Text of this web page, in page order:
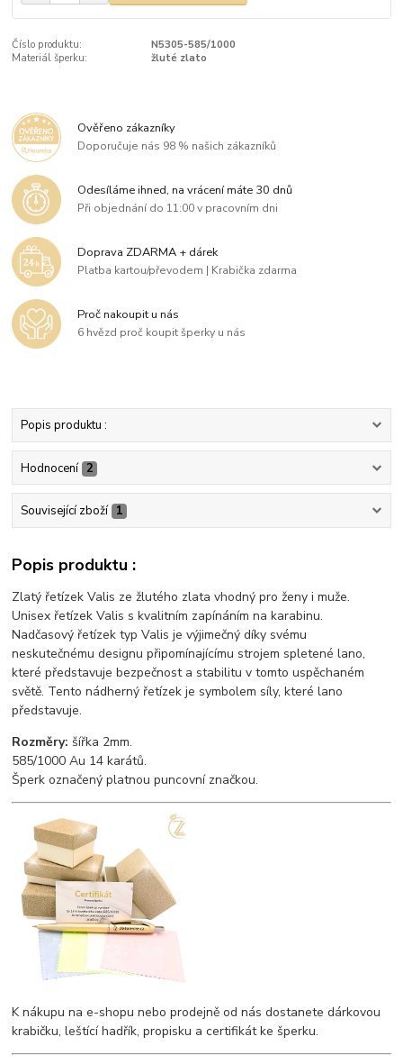
Číslo produktu:
N5305-585/1000
Materiál šperku:
žluté zlato
Ověřeno zákazníky
Doporučuje nás 98 % našich zákazníků
Odesíláme ihned, na vrácení máte 30 dnů
Při objednání do 11:00 v pracovním dni
Doprava ZDARMA + dárek
Platba kartou/převodem | Krabička zdarma
Proč nakoupit u nás
6 hvězd proč koupit šperky u nás
Popis produktu :
Hodnocení 2
Související zboží 1
Popis produktu :
Zlatý řetízek Valis ze žlutého zlata vhodný pro ženy i muže.
Unisex řetízek Valis s kvalitním zapínáním na karabinu.
Nadčasový řetízek typ Valis je výjimečný díky svému
neskutečnému designu připomínajícímu strojem spletené lano,
které představuje bezpečnost a stabilitu v tomto uspěchaném
světě. Tento nádherný řetízek je symbolem síly, které lano
představuje.
Rozměry: šířka 2mm.
585/1000 Au 14 karátů.
Šperk označený platnou puncovní značkou.
K nákupu na e-shopu nebo prodejně od nás dostanete dárkovou
krabičku, leštící hadřík, propisku a certifikát ke šperku.